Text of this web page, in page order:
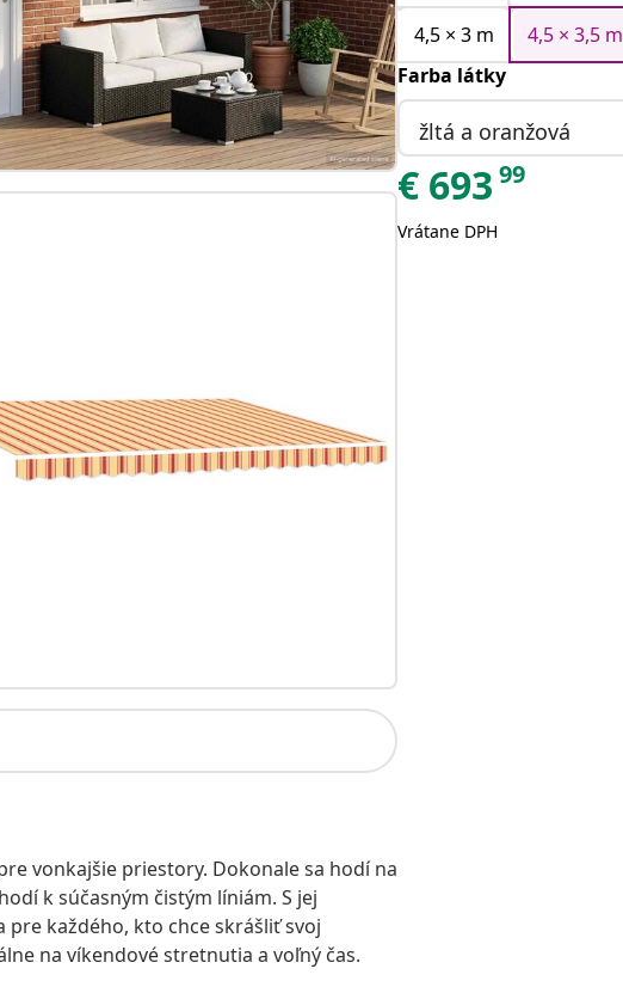
vonkajšie priestory. Dokonale sa hodí na
k súčasným čistým líniám. S jej
každého, kto chce skrášliť svoj
na víkendové stretnutia a voľný čas.
4,5 × 3 m
4,5 × 3,5 m
Farba látky
žltá a oranžová
€ 693 99
Vrátane DPH